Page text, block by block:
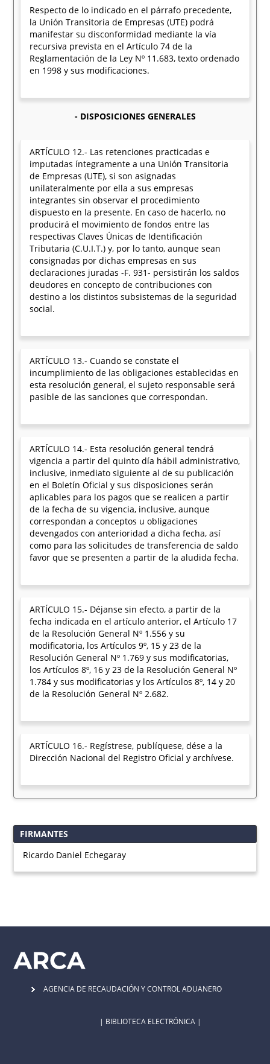
Respecto de lo indicado en el párrafo precedente,
la Unión Transitoria de Empresas (UTE) podrá
manifestar su disconformidad mediante la vía
recursiva prevista en el Artículo 74 de la
Reglamentación de la Ley Nº 11.683, texto ordenado
en 1998 y sus modificaciones.
- DISPOSICIONES GENERALES
ARTÍCULO 12.- Las retenciones practicadas e
imputadas íntegramente a una Unión Transitoria
de Empresas (UTE), si son asignadas
unilateralmente por ella a sus empresas
integrantes sin observar el procedimiento
dispuesto en la presente. En caso de hacerlo, no
producirá el movimiento de fondos entre las
respectivas Claves Únicas de Identificación
Tributaria (C.U.I.T.) y, por lo tanto, aunque sean
consignadas por dichas empresas en sus
declaraciones juradas -F. 931- persistirán los saldos
deudores en concepto de contribuciones con
destino a los distintos subsistemas de la seguridad
social.
ARTÍCULO 13.- Cuando se constate el
incumplimiento de las obligaciones establecidas en
esta resolución general, el sujeto responsable será
pasible de las sanciones que correspondan.
ARTÍCULO 14.- Esta resolución general tendrá
vigencia a partir del quinto día hábil administrativo,
inclusive, inmediato siguiente al de su publicación
en el Boletín Oficial y sus disposiciones serán
aplicables para los pagos que se realicen a partir
de la fecha de su vigencia, inclusive, aunque
correspondan a conceptos u obligaciones
devengados con anterioridad a dicha fecha, así
como para las solicitudes de transferencia de saldo
favor que se presenten a partir de la aludida fecha.
ARTÍCULO 15.- Déjanse sin efecto, a partir de la
fecha indicada en el artículo anterior, el Artículo 17
de la Resolución General Nº 1.556 y su
modificatoria, los Artículos 9º, 15 y 23 de la
Resolución General Nº 1.769 y sus modificatorias,
los Artículos 8º, 16 y 23 de la Resolución General Nº
1.784 y sus modificatorias y los Artículos 8º, 14 y 20
de la Resolución General Nº 2.682.
ARTÍCULO 16.- Regístrese, publíquese, dése a la
Dirección Nacional del Registro Oficial y archívese.
FIRMANTES
Ricardo Daniel Echegaray
AGENCIA DE RECAUDACIÓN Y CONTROL ADUANERO
| BIBLIOTECA ELECTRÓNICA |